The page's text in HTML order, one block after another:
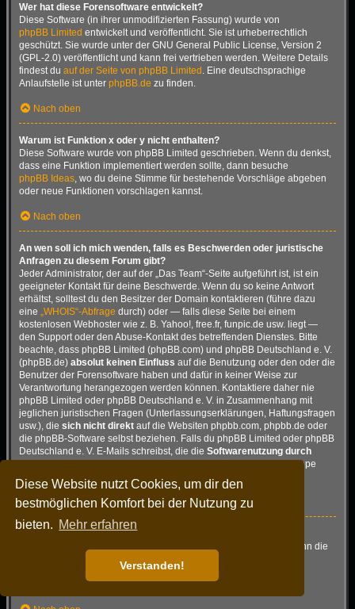
Diese Website nutzt Cookies, um dir den
bestmöglichen Komfort bei der Nutzung zu
bieten. Mehr erfahren
Verstanden!
Wer hat diese Forensoftware entwickelt?
Diese Software (in ihrer unmodifizierten Fassung) wurde von
phpBB Limited entwickelt und veröffentlicht. Sie ist urheberrechtlich
geschützt. Sie wurde unter der GNU General Public License, Version 2
(GPL-2.0) veröffentlicht und kann frei vertrieben werden. Weitere Details
findest du auf der Seite von phpBB Limited . Eine deutschsprachige
Anlaufstelle ist unter phpBB.de zu finden.
Nach oben
Warum ist Funktion x oder y nicht enthalten?
Diese Software wurde von phpBB Limited geschrieben. Wenn du denkst,
dass eine Funktion implementiert werden sollte, dann besuche
phpBB Ideas , wo du deine Stimme für bestehende Vorschläge abgeben
oder neue Funktionen vorschlagen kannst.
Nach oben
An wen soll ich mich wenden, falls es Beschwerden oder juristische
Anfragen zu diesem Forum gibt?
Jeder Administrator, der auf der „Das Team“-Seite aufgeführt ist, ist ein
geeigneter Kontakt für deine Beschwerde. Wenn du so keine Antwort
erhältst, solltest du den Besitzer der Domain kontaktieren (führe dazu
eine „WHOIS“-Abfrage durch) oder — falls diese Seite bei einem
kostenlosen Webhoster wie z. B. Yahoo!, free.fr, funpic.de usw. liegt —
den Support oder den Abuse-Kontakt des betreffenden Dienstes. Bitte
beachte, dass phpBB Limited (phpBB.com) und phpBB Deutschland e. V.
(phpBB.de) absolut keinen Einfluss auf die Benutzung oder den oder die
Benutzer der Forensoftware haben und dafür in keiner Weise zur
Verantwortung herangezogen werden können. Kontaktiere daher nie
phpBB Limited oder phpBB Deutschland e. V. in Zusammenhang mit
jeglichen juristischen Fragen (Unterlassungserklärungen, Haftungsfragen
usw.), die sich nicht direkt auf die Websiten phpbb.com, phpbb.de oder
die phpBB-Software selbst beziehen. Falls du phpBB Limited oder phpBB
Deutschland e. V. E-Mails schreibst, die die Softwarenutzung durch
Drittebetreffen, so wirst du, wenn überhaupt, höchstens eine knappe
Nach oben
Wie kann ich einen Administrator des Boards kontaktieren?
Alle Benutzer des Boards können das Kontaktformular nutzen, wenn die
Mitglieder des Boards können zusätzlich den Link „Das Team“